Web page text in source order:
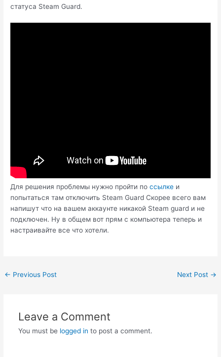
статуса Steam Guard.
Для решения проблемы нужно пройти поссылке и
попытаться там отключить Steam Guard Скорее всего вам
напишут что на вашем аккаунте никакой Steam guard и не
подключен. Ну в общем вот прям с компьютера теперь и
настраивайте все что хотели.
Post
← Previous Post Next Post →
Leave a Comment
You must be logged in to post a comment.